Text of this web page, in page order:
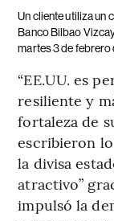
Un cliente utiliza un
Banco Bilbao
martes 3 de febrero
“EE.UU. es
resiliente y
fortaleza de
escribieron
la divisa
atractivo”
impulsó la